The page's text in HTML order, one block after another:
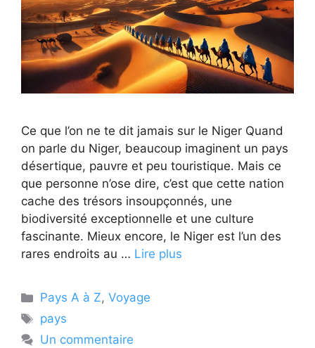
Ce que l’on ne te dit jamais sur le Niger Quand
on parle du Niger, beaucoup imaginent un pays
désertique, pauvre et peu touristique. Mais ce
que personne n’ose dire, c’est que cette nation
cache des trésors insoupçonnés, une
biodiversité exceptionnelle et une culture
fascinante. Mieux encore, le Niger est l’un des
rares endroits au … Lire plus
Catégories
Pays A à Z,Voyage
Étiquettes
pays
Un commentaire